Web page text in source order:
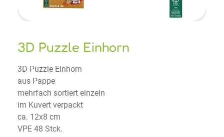
3D Puzzle Einhorn
3D Puzzle Einhorn
aus Pappe
mehrfach sortiert einzeln
im Kuvert verpackt
ca. 12x8 cm
VPE 48 Stck.